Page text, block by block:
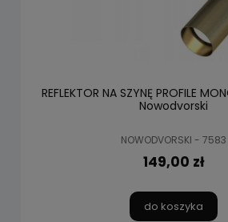
REFLEKTOR NA SZYNĘ PROFILE
Nowodvorski
NOWODVORSKI - 7583
149,00 zł
do koszyka